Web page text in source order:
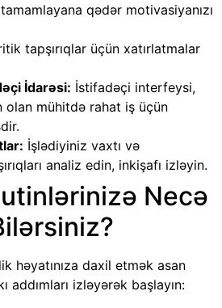
qədər motivasiyanızı
tapşırıqlar üçün xatırlatmalar
İdarəsi: İstifadəçi interfeysi,
olan mühitdə rahat iş üçün
İşlədiyiniz vaxtı və
analiz edin, inkişafı izləyin.
Necə
həyatınıza daxil etmək asan
addımları izləyərək başlayın: